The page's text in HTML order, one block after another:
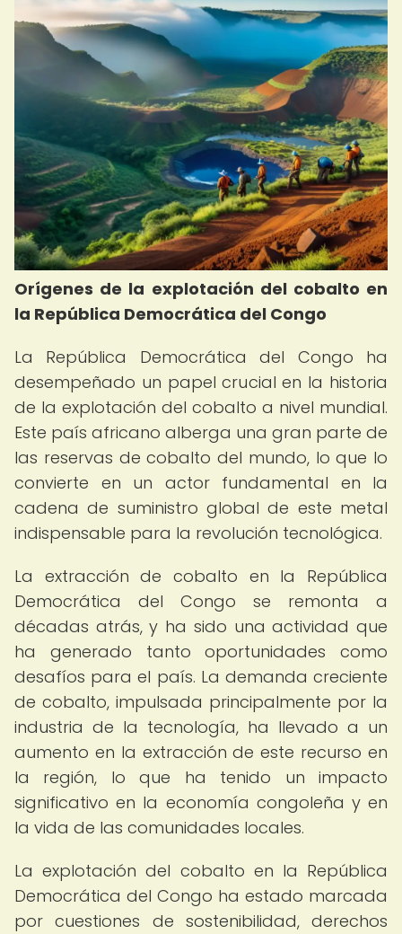
Orígenes de la explotación del cobalto en
la República Democrática del Congo
La República Democrática del Congo ha
desempeñado un papel crucial en la historia
de la explotación del cobalto a nivel mundial.
Este país africano alberga una gran parte de
las reservas de cobalto del mundo, lo que lo
convierte en un actor fundamental en la
cadena de suministro global de este metal
indispensable para la revolución tecnológica.
La extracción de cobalto en la República
Democrática del Congo se remonta a
décadas atrás, y ha sido una actividad que
ha generado tanto oportunidades como
desafíos para el país. La demanda creciente
de cobalto, impulsada principalmente por la
industria de la tecnología, ha llevado a un
aumento en la extracción de este recurso en
la región, lo que ha tenido un impacto
significativo en la economía congoleña y en
la vida de las comunidades locales.
La explotación del cobalto en la República
Democrática del Congo ha estado marcada
por cuestiones de sostenibilidad, derechos